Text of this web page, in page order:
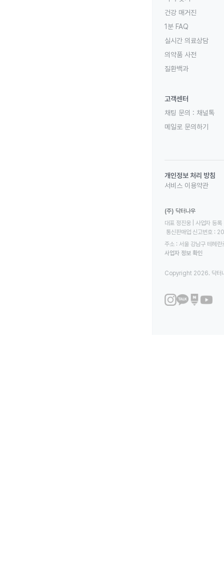
건강 매거진
1분 FAQ
실시간 의료상담
의약품 사전
질환백과
고객센터
채팅 문의 : 채널톡
메일로 문의하기
개인정보 처리 방침
서비스 이용약관
(주) 닥터나우
대표 정진웅 | 사업자
통신판매업 신고번호
주소 : 서울 강남구 테헤
사업자 정보 확인
Copyright 2026. 닥터